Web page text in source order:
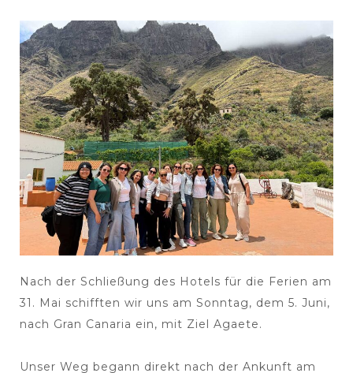
Nach der Schließung des Hotels für die Ferien am
31. Mai schifften wir uns am Sonntag, dem 5. Juni,
nach Gran Canaria ein, mit Ziel Agaete.
Unser Weg begann direkt nach der Ankunft am